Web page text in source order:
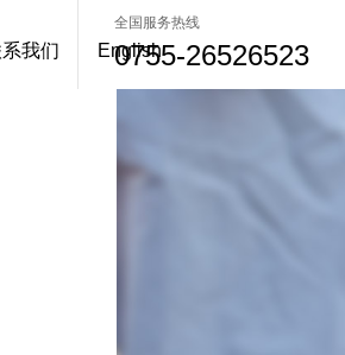
全国服务热线
0755-26526523
我们 English